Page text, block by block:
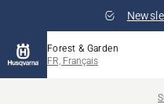
Forest & Garden
FR, Français